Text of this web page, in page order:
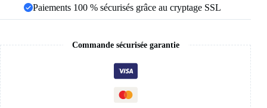
Paiements 100 % sécurisés grâce au cryptage SSL
Commande sécurisée garantie